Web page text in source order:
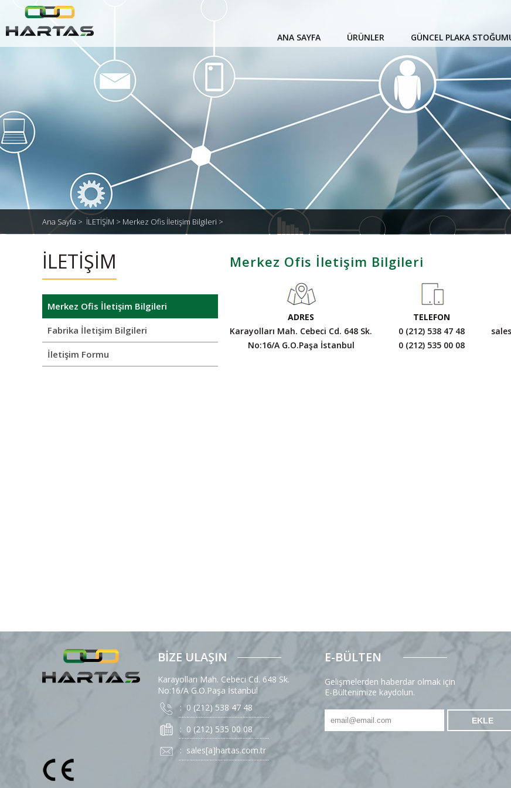
ANA SAYFA ÜRÜNLER GÜNCEL PLAKA
Ana Sayfa > İLETİŞİM > Merkez Ofis İletişim Bilgileri >
İLETİŞİM
Merkez Ofis İletişim Bilgileri
Fabrika İletişim Bilgileri
İletişim Formu
Merkez Ofis İletişim Bilgileri
ADRES
Karayolları Mah. Cebeci Cd. 648 Sk.
No:16/A G.O.Paşa İstanbul
TELEFON
0 (212) 538 47 48
0 (212) 535 00 08
BİZE ULAŞIN
Karayolları Mah. Cebeci Cd. 648 Sk.
No:16/A G.O.Paşa İstanbul
: 0 (212) 538 47 48
: 0 (212) 535 00 08
: sales[a]hartas.com.tr
E-BÜLTEN
Gelişmelerden haberdar olmak için
E-Bültenimize kaydolun.